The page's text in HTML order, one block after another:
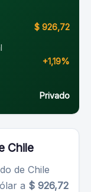
$ 926,72
+1,19%
Privado
Chile
de Chile
a $ 926,72